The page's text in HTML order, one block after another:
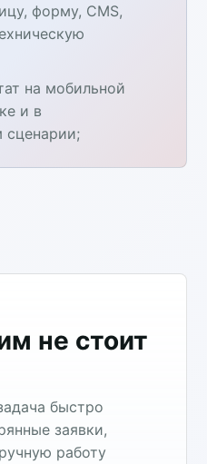
форму, CMS,
на мобильной
и в
сценарии;
не стоит
быстро
заявки,
работу